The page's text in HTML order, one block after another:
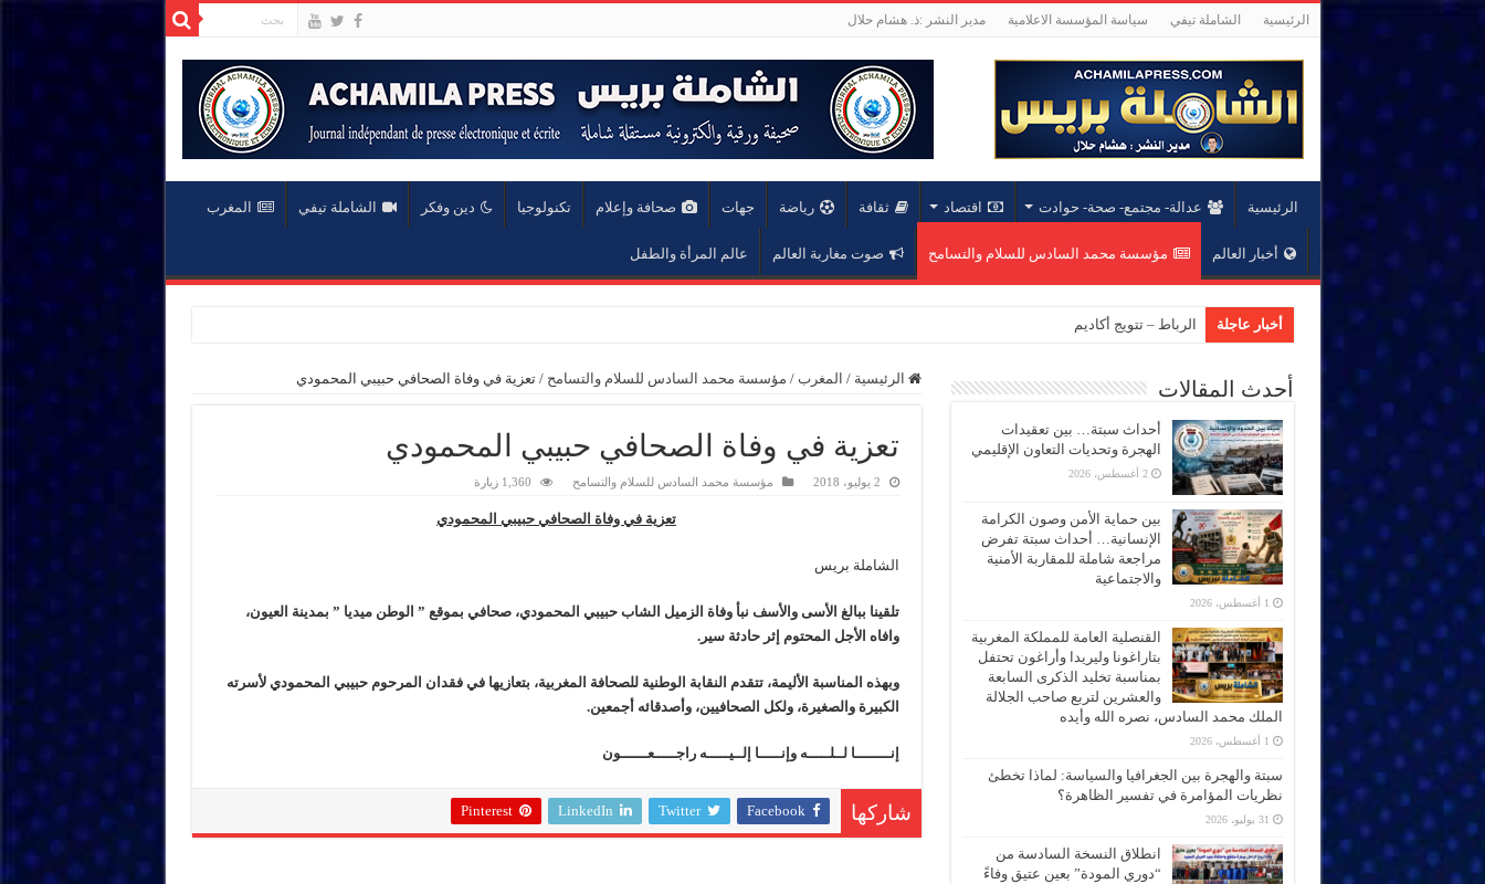
الرئيسية الشاملة تيفي سياسة المؤسسة الاعلامية مدير النشر :ذ. هشام حلال
الرئيسية عدالة- مجتمع- صحة- حوادت اقتصاد ثقافة رياضة جهات صحافة وإعلام تكنولوجيا دين وفكر الشاملة تيفي المغرب
أخبار العالم مؤسسة محمد السادس للسلام والتسامح صوت مغاربة العالم عالم المرأة والطفل
أخبار عاجلة الرباط – تتويج أكاديمي جديد بجامعة محمد الخا
الرئيسية / المغرب / مؤسسة محمد السادس للسلام والتسامح / تعزية في وفاة الصحافي حبيبي المحمودي
تعزية في وفاة الصحافي حبيبي المحمودي
2 يوليو، 2018 مؤسسة محمد السادس للسلام والتسامح 1,360 زيارة
تعزية في وفاة الصحافي حبيبي المحمودي
الشاملة بريس
تلقينا ببالغ الأسى والأسف نبأ وفاة الزميل الشاب حبيبي المحمودي، صحافي بموقع ” الوطن ميديا ” بمدينة العيون،
وافاه الأجل المحتوم إثر حادثة سير.
وبهذه المناسبة الأليمة، تتقدم النقابة الوطنية للصحافة المغربية، بتعازيها في فقدان المرحوم حبيبي المحمودي لأسرته
الكبيرة والصغيرة، ولكل الصحافيين، وأصدقائه أجمعين.
إنــــــــا لــلـــــه وإنـــــا إلــيـــــه راجـــــعــــــون
شاركها Facebook
Twitter
LinkedIn
Pinterest
أحدث المقالات
أحداث سبتة… بين تعقيدات
الهجرة وتحديات التعاون الإقليمي
2 أغسطس، 2026
بين حماية الأمن وصون الكرامة
الإنسانية… أحداث سبتة تفرض
مراجعة شاملة للمقاربة الأمنية
والاجتماعية
1 أغسطس، 2026
القنصلية العامة للمملكة المغربية
بتاراغونا وليريدا وأراغون تحتفل
بمناسبة تخليد الذكرى السابعة
والعشرين لتربع صاحب الجلالة
الملك محمد السادس، نصره الله وأيده
1 أغسطس، 2026
سبتة والهجرة بين الجغرافيا والسياسة: لماذا تخطئ
نظريات المؤامرة في تفسير الظاهرة؟
31 يوليو، 2026
انطلاق النسخة السادسة من
“دوري المودة” بعين عتيق وفاءً